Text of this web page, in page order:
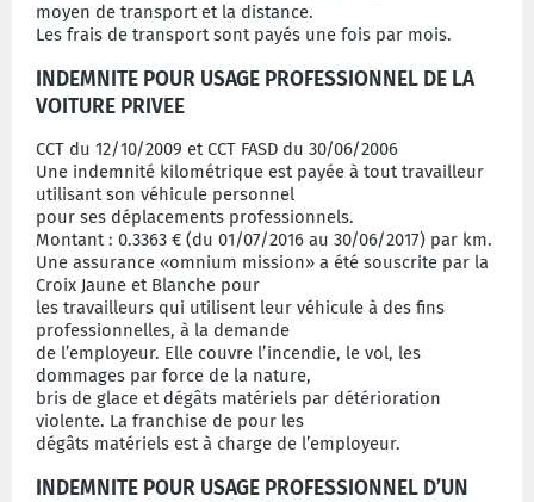
moyen de transport et la distance.
Les frais de transport sont payés une fois par mois.
INDEMNITE POUR USAGE PROFESSIONNEL DE LA
VOITURE PRIVEE
CCT du 12/10/2009 et CCT FASD du 30/06/2006
Une indemnité kilométrique est payée à tout travailleur
utilisant son véhicule personnel
pour ses déplacements professionnels.
Montant : 0.3363 € (du 01/07/2016 au 30/06/2017) par km.
Une assurance «omnium mission» a été souscrite par la
Croix Jaune et Blanche pour
les travailleurs qui utilisent leur véhicule à des fins
professionnelles, à la demande
de l’employeur. Elle couvre l’incendie, le vol, les
dommages par force de la nature,
bris de glace et dégâts matériels par détérioration
violente. La franchise de pour les
dégâts matériels est à charge de l’employeur.
INDEMNITE POUR USAGE PROFESSIONNEL D’UN